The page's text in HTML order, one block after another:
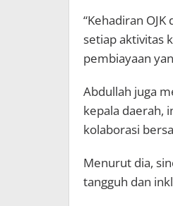
“Kehadiran
setiap aktivitas
pembiayaan
Abdullah juga
kepala daerah,
kolaborasi
Menurut dia,
tangguh dan